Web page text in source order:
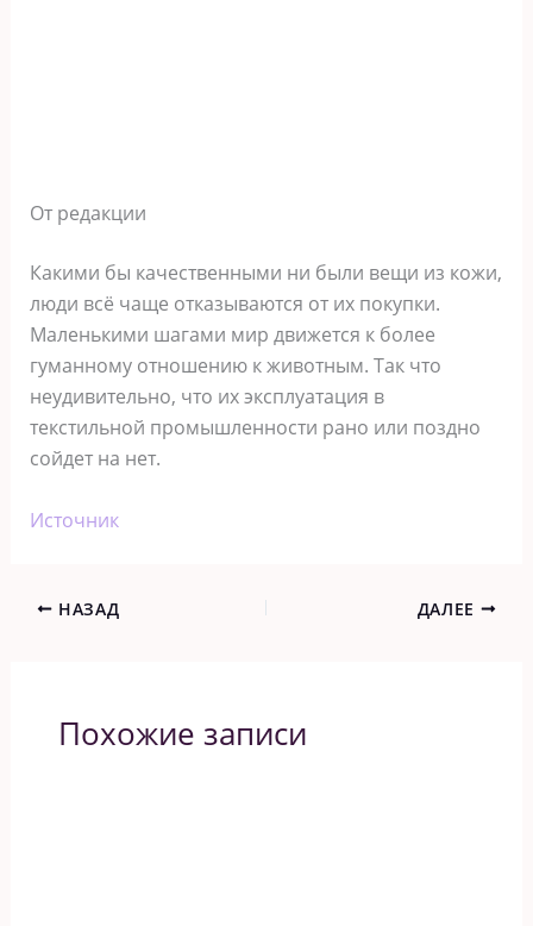
От редакции
Какими бы качественными ни были вещи из кожи,
люди всё чаще отказываются от их покупки.
Маленькими шагами мир движется к более
гуманному отношению к животным. Так что
неудивительно, что их эксплуатация в
текстильной промышленности рано или поздно
сойдет на нет.
Источник
НАЗАД ДАЛЕЕ
Похожие записи